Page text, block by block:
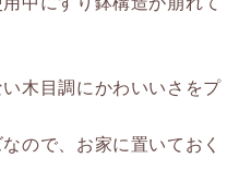
木目調にかわいいさをプ
ので、お家に置いておく